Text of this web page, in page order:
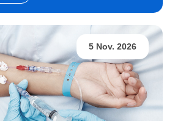
5 Nov. 2026